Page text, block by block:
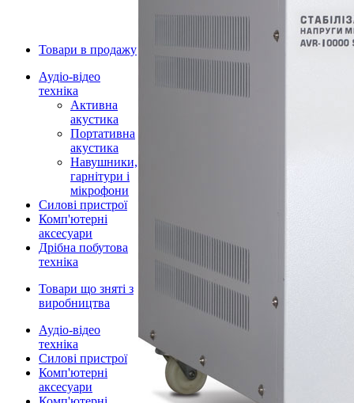
Товари в продажу
Аудіо-відео
техніка
Активна
акустика
Портативна
акустика
Навушники,
гарнітури і
мікрофони
Силові пристрої
Комп'ютерні
аксесуари
Дрібна побутова
техніка
Товари що зняті з
виробництва
Аудіо-відео
техніка
Силові пристрої
Комп'ютерні
аксесуари